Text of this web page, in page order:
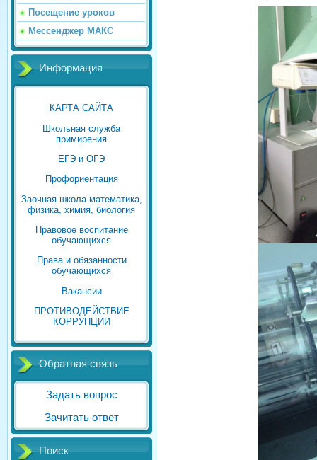
Посещение уроков
Мессенджер МАКС
Информация
КАРТА САЙТА
Школьная служба
примирения
ЕГЭ и ОГЭ
Профориентация
Заочная школа математика,
физика, химия, биология
Правовое воспитание
обучающихся
Права и обязанности
обучающихся
Вакансии
ПРОТИВОДЕЙСТВИЕ
КОРРУПЦИИ
Обратная связь
Задать вопрос
Зачитать ответ
Поиск